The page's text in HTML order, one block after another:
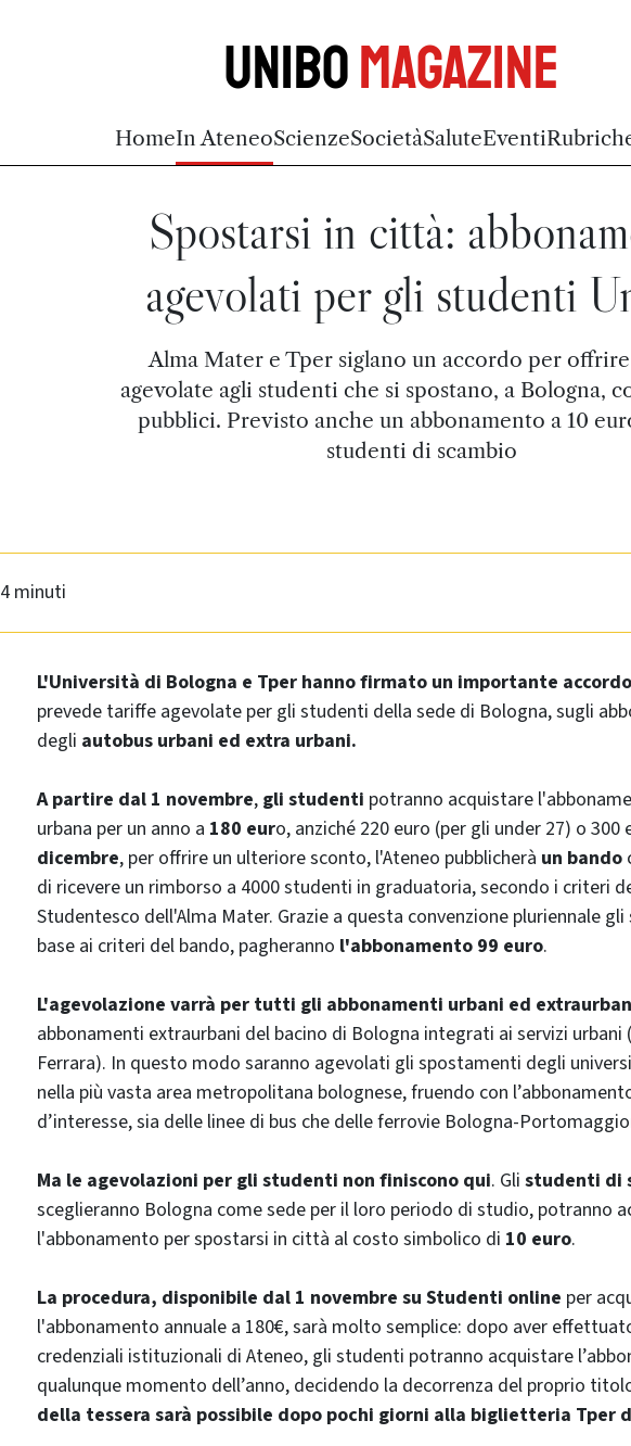
UniboMagazine
HomeIn AteneoScienzeSocietàSaluteEventi
Spostarsi in città:
agevolati per gli studenti
Alma Mater e Tper siglano un accordo per
agevolate agli studenti che si spostano, a Bologna,
pubblici. Previsto anche un abbonamento a 10
studenti di scambio
4 minuti
L'Università di Bologna e Tper hanno firmato un importante accordo
prevede tariffe agevolate per gli studenti della sede di Bologna, sugli
degli autobus urbani ed extra urbani.
A partire dal 1 novembre, gli studenti potranno acquistare
urbana per un anno a 180 euro, anziché 220 euro (per gli under 27) o 300
dicembre, per offrire un ulteriore sconto, l'Ateneo pubblicherà un bando
di ricevere un rimborso a 4000 studenti in graduatoria, secondo i criteri
Studentesco dell'Alma Mater. Grazie a questa convenzione pluriennale
base ai criteri del bando, pagheranno l'abbonamento 99 euro.
L'agevolazione varrà per tutti gli abbonamenti urbani ed
abbonamenti extraurbani del bacino di Bologna integrati ai servizi urbani
Ferrara). In questo modo saranno agevolati gli spostamenti degli
nella più vasta area metropolitana bolognese, fruendo con
d’interesse, sia delle linee di bus che delle ferrovie Bologna-
Ma le agevolazioni per gli studenti non finiscono qui. Gli studenti di
sceglieranno Bologna come sede per il loro periodo di studio, potranno
l'abbonamento per spostarsi in città al costo simbolico di 10 euro.
La procedura, disponibile dal 1 novembre su Studenti online per
l'abbonamento annuale a 180€, sarà molto semplice: dopo aver
credenziali istituzionali di Ateneo, gli studenti potranno acquistare
qualunque momento dell’anno, decidendo la decorrenza del proprio
della tessera sarà possibile dopo pochi giorni alla biglietteria Tper